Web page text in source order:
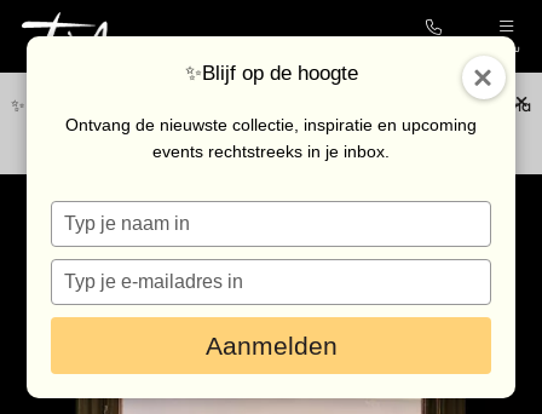
Menu
✨Blijf op de hoogte van de nieuwste collectie en upcoming events via
onze nieuwsbrief
Collectie
Galerie
Kunstenaars
Outlet
Bezoek de galerie
Inkoop
✨Blijf op de hoogte
Ontvang de nieuwste collectie, inspiratie en upcoming
events rechtstreeks in je inbox.
Typ
je
naam
Typ
je
e-
in
Aanmelden